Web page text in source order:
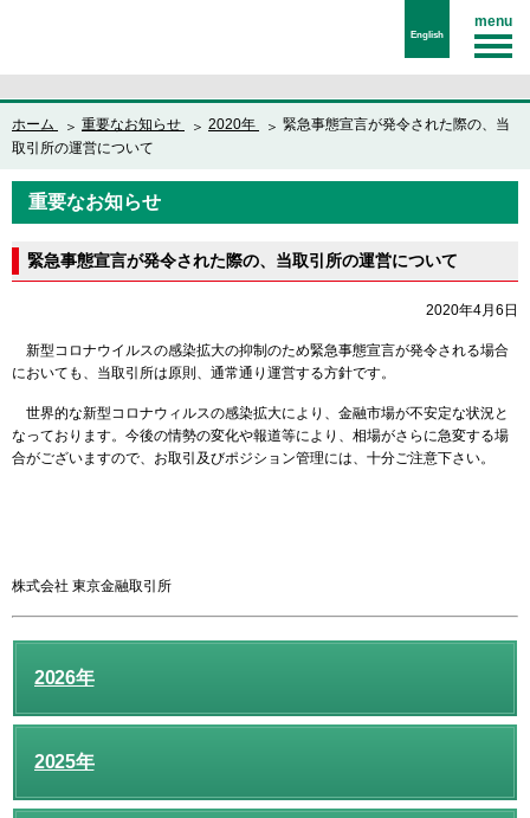
English
ホーム 重要なお知らせ 2020年
緊急事態宣言が発令された際の、当
取引所の運営について
重要なお知らせ
緊急事態宣言が発令された際の、当取引所の運営について
2020年4月6日
新型コロナウイルスの感染拡大の抑制のため緊急事態宣言が発令される場合
においても、当取引所は原則、通常通り運営する方針です。
世界的な新型コロナウィルスの感染拡大により、金融市場が不安定な状況と
なっております。今後の情勢の変化や報道等により、相場がさらに急変する場
合がございますので、お取引及びポジション管理には、十分ご注意下さい。
株式会社 東京金融取引所
2026年
2025年
menu